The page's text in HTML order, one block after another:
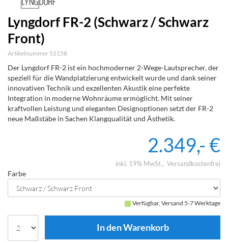
Lyngdorf FR-2 (Schwarz / Schwarz
Front)
Artikelnummer 52158
Der Lyngdorf FR-2 ist ein hochmoderner 2-Wege-Lautsprecher, der
speziell für die Wandplatzierung entwickelt wurde und dank seiner
innovativen Technik und exzellenten Akustik eine perfekte
Integration in moderne Wohnräume ermöglicht. Mit seiner
kraftvollen Leistung und eleganten Designoptionen setzt der FR-2
neue Maßstäbe in Sachen Klangqualität und Ästhetik.
2.349,- €
inkl. 19% MwSt. Versandkostenfrei
Farbe
Verfügbar, Versand 5-7 Werktage